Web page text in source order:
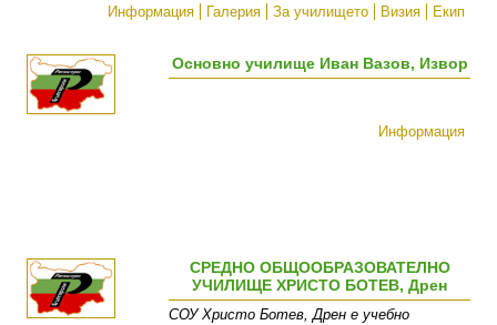
Информация
Галерия За училището Визия Екип
Основно училище Иван Вазов, Извор
Информация
СРЕДНО ОБЩООБРАЗОВАТЕЛНО
УЧИЛИЩЕ ХРИСТО БОТЕВ, Дрен
СОУ Христо Ботев, Дрен е учебно